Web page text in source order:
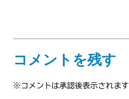
コメントを残す
※コメントは承認後表示されます